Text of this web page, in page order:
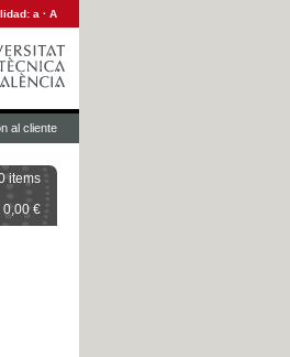
a · A
al cliente
items
0,00 €